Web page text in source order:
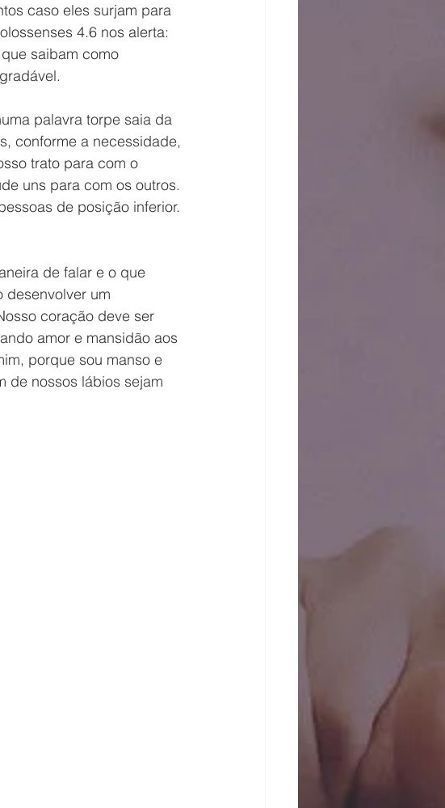
caso eles surjam para
4.6 nos alerta:
saibam como
palavra torpe saia da
conforme a necessidade,
trato para com o
uns para com os outros.
de posição inferior.
de falar e o que
desenvolver um
coração deve ser
amor e mansidão aos
porque sou manso e
de nossos lábios sejam